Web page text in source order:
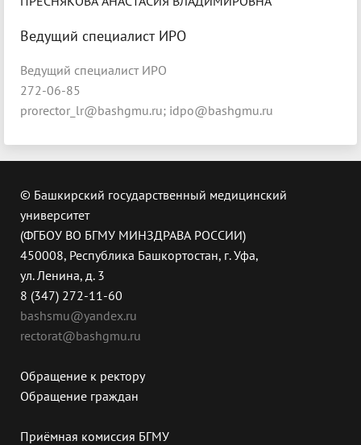
Ведущий специалист ИРО
Ведущий специалист ИРО
272-06-85
prorector_lr@bashgmu.ru; idpo@bashgmu.ru
© Башкирский государственный медицинский
университет
(ФГБОУ ВО БГМУ МИНЗДРАВА РОССИИ)
450008, Республика Башкортостан, г. Уфа,
ул. Ленина, д. 3
8 (347) 272-11-60
bashsmu@yandex.ru
rectorat@bashgmu.ru
Обращение к ректору
Обращение граждан
Приёмная комиссия БГМУ